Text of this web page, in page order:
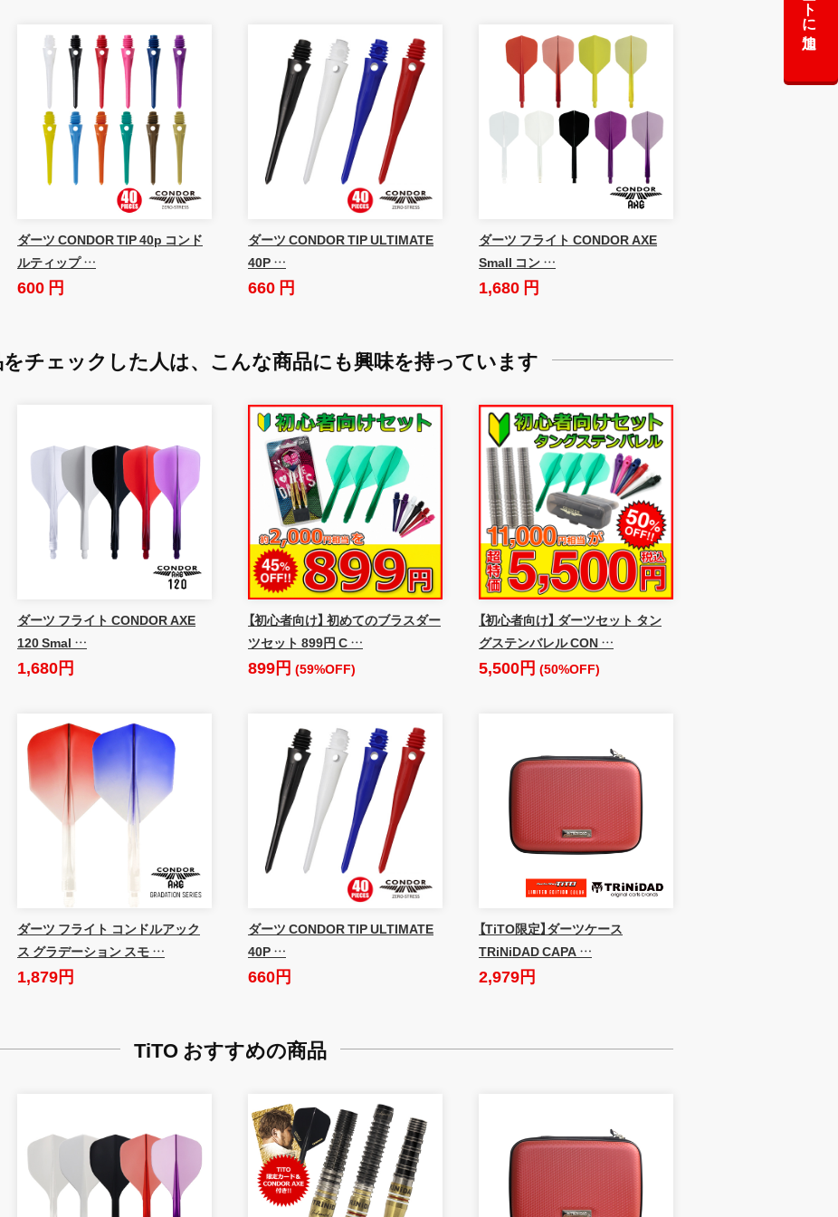
ダーツ CONDOR TIP 40p コンド
ルティップ …
600 円
ダーツ CONDOR TIP ULTIMATE
40P …
660 円
ダーツ フライト CONDOR AXE
Small コン …
1,680 円
チェックした人は、 こんな商品にも興味を持っています
ダーツ フライト CONDOR AXE
120 Smal …
1,680円
【初心者向け】 初めてのブラスダー
ツセット 899円 C …
899円 (59%OFF)
【初心者向け】 ダーツセット タン
グステンバレル CON …
5,500円 (50%OFF)
ダーツ フライト コンドルアック
ス グラデーション スモ …
1,879円
ダーツ CONDOR TIP ULTIMATE
40P …
660円
【TiTO限定】ダーツケース
TRiNiDAD CAPA …
2,979円
TiTO おすすめの商品